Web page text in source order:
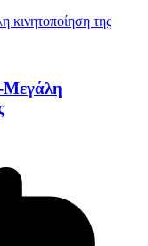
Μεγάλη